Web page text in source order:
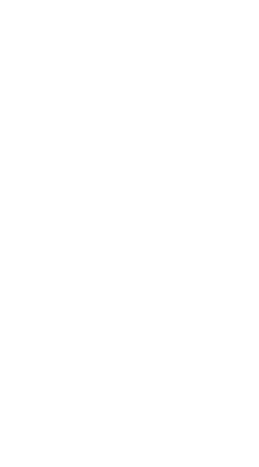
а вот войдёт это в